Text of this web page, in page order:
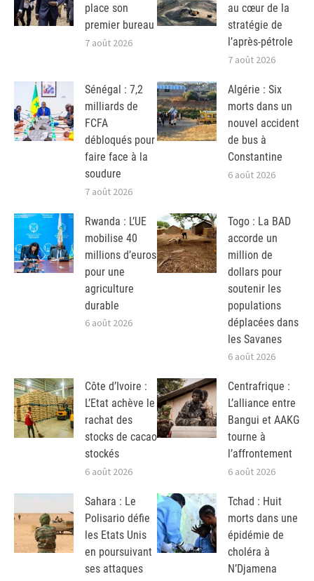
place son
premier bureau
7 août 2026
au cœur de la
stratégie de
l’après-pétrole
7 août 2026
Sénégal : 7,2
milliards de
FCFA
débloqués pour
faire face à la
soudure
7 août 2026
Algérie : Six
morts dans un
nouvel accident
de bus à
Constantine
6 août 2026
Rwanda : L’UE
mobilise 40
millions d’euros
pour une
agriculture
durable
6 août 2026
Togo : La BAD
accorde un
million de
dollars pour
soutenir les
populations
déplacées dans
les Savanes
6 août 2026
Côte d’Ivoire :
L’Etat achève le
rachat des
stocks de cacao
stockés
6 août 2026
Centrafrique :
L’alliance entre
Bangui et AAKG
tourne à
l’affrontement
6 août 2026
Sahara : Le
Polisario défie
les Etats Unis
en poursuivant
ses attaques
Tchad : Huit
morts dans une
épidémie de
choléra à
N’Djamena